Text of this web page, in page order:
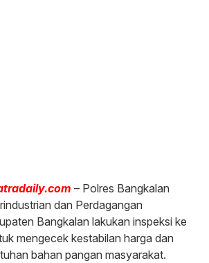
– Polres Bangkalan
dan Perdagangan
Bangkalan lakukan inspeksi ke
mengecek kestabilan harga dan
bahan pangan masyarakat.